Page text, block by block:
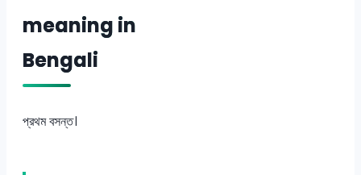
meaning in
Bengali
প্রথম বসন্ত।